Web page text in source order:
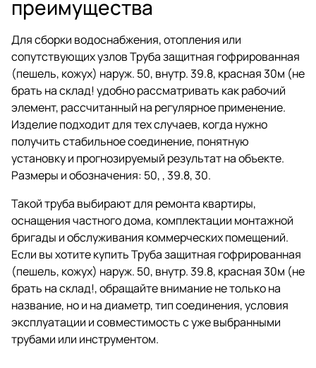
преимущества
Для сборки водоснабжения, отопления или
сопутствующих узлов Труба защитная гофрированная
(пешель, кожух) наруж. 50, внутр. 39.8, красная 30м (не
брать на склад! удобно рассматривать как рабочий
элемент, рассчитанный на регулярное применение.
Изделие подходит для тех случаев, когда нужно
получить стабильное соединение, понятную
установку и прогнозируемый результат на объекте.
Размеры и обозначения: 50, , 39.8, 30.
Такой труба выбирают для ремонта квартиры,
оснащения частного дома, комплектации монтажной
бригады и обслуживания коммерческих помещений.
Если вы хотите купить Труба защитная гофрированная
(пешель, кожух) наруж. 50, внутр. 39.8, красная 30м (не
брать на склад!, обращайте внимание не только на
название, но и на диаметр, тип соединения, условия
эксплуатации и совместимость с уже выбранными
трубами или инструментом.